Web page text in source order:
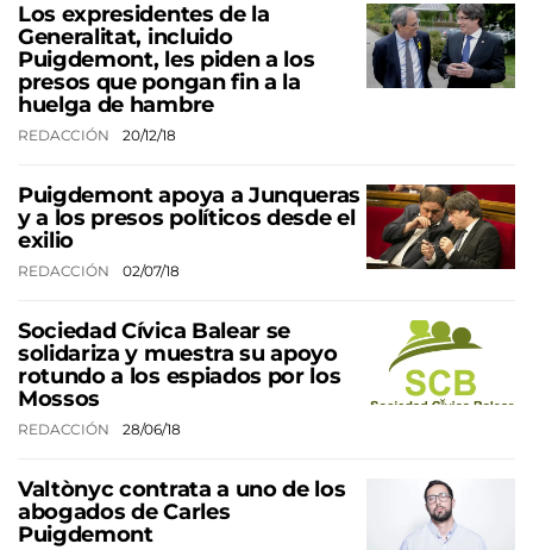
Los expresidentes de la
Generalitat, incluido
Puigdemont, les piden a los
presos que pongan fin a la
huelga de hambre
REDACCIÓN 20/12/18
Puigdemont apoya a Junqueras
y a los presos políticos desde el
exilio
REDACCIÓN 02/07/18
Sociedad Cívica Balear se
solidariza y muestra su apoyo
rotundo a los espiados por los
Mossos
REDACCIÓN 28/06/18
Valtònyc contrata a uno de los
abogados de Carles
Puigdemont